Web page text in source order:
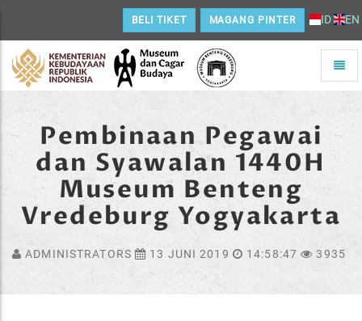
BELI TIKET MAGANG PINTER ID EN
Home
Toggle
Pembinaan Pegawai
dan Syawalan 1440H
Museum Benteng
Vredeburg Yogyakarta
ADMINISTRATORS 13 JUNI 2019 14:58:47 3935